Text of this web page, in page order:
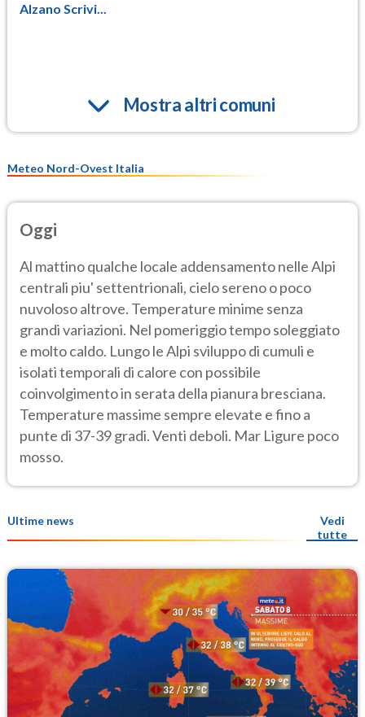
Alzano Scrivi...
Mostra altri comuni
Meteo Nord-Ovest Italia
Oggi
Al mattino qualche locale addensamento nelle Alpi
centrali piu' settentrionali, cielo sereno o poco
nuvoloso altrove. Temperature minime senza
grandi variazioni. Nel pomeriggio tempo soleggiato
e molto caldo. Lungo le Alpi sviluppo di cumuli e
isolati temporali di calore con possibile
coinvolgimento in serata della pianura bresciana.
Temperature massime sempre elevate e fino a
punte di 37-39 gradi. Venti deboli. Mar Ligure poco
mosso.
Ultime news
Vedi
tutte